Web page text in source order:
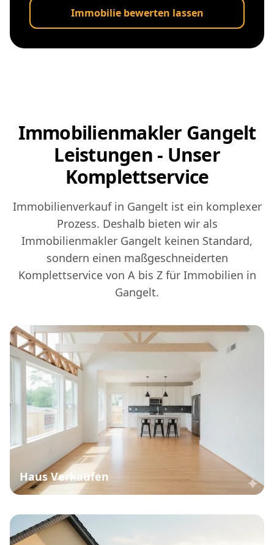
Immobilie bewerten lassen
Immobilienmakler Gangelt
Leistungen - Unser
Komplettservice
Immobilienverkauf in Gangelt ist ein komplexer
Prozess. Deshalb bieten wir als
Immobilienmakler Gangelt keinen Standard,
sondern einen maßgeschneiderten
Komplettservice von A bis Z für Immobilien in
Gangelt.
Haus Verkaufen